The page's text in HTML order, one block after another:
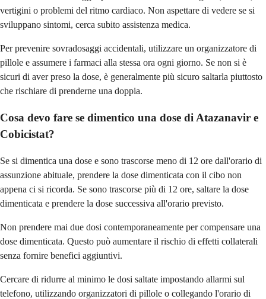
vertigini o problemi del ritmo cardiaco. Non aspettare di vedere se si
sviluppano sintomi, cerca subito assistenza medica.
Per prevenire sovradosaggi accidentali, utilizzare un organizzatore di
pillole e assumere i farmaci alla stessa ora ogni giorno. Se non si è
sicuri di aver preso la dose, è generalmente più sicuro saltarla piuttosto
che rischiare di prenderne una doppia.
Cosa devo fare se dimentico una dose di Atazanavir e
Cobicistat?
Se si dimentica una dose e sono trascorse meno di 12 ore dall'orario di
assunzione abituale, prendere la dose dimenticata con il cibo non
appena ci si ricorda. Se sono trascorse più di 12 ore, saltare la dose
dimenticata e prendere la dose successiva all'orario previsto.
Non prendere mai due dosi contemporaneamente per compensare una
dose dimenticata. Questo può aumentare il rischio di effetti collaterali
senza fornire benefici aggiuntivi.
Cercare di ridurre al minimo le dosi saltate impostando allarmi sul
telefono, utilizzando organizzatori di pillole o collegando l'orario di